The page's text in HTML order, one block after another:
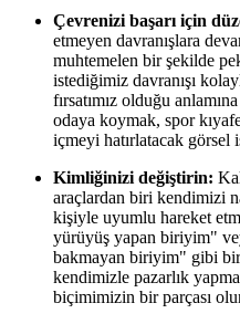
Çevrenizi başarı için
etmeyen davranışlara
muhtemelen bir şekilde
istediğimiz davranışı
fırsatımız olduğu
odaya koymak, spor
içmeyi hatırlatacak
Kimliğinizi değiştirin:
araçlardan biri kendimizi
kişiyle uyumlu hareket
yürüyüş yapan biriyim"
bakmayan biriyim" gibi
kendimizle pazarlık
biçimimizin bir parçası